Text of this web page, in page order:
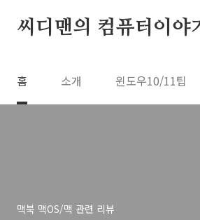
씨디맨의 컴퓨터이야
홈 소개 윈도우10/11팁
맥북 맥OS/맥 관련 리뷰